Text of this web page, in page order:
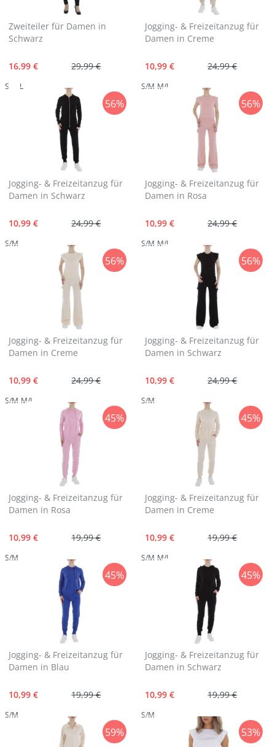
Zweiteiler für Damen in
Schwarz
29,99 €
16,99 €
S L
Jogging- & Freizeitanzug für
Damen in Creme
24,99 €
10,99 €
S/M M/L
56%
Jogging- & Freizeitanzug für
Damen in Schwarz
24,99 €
10,99 €
S/M
56%
Jogging- & Freizeitanzug für
Damen in Rosa
24,99 €
10,99 €
S/M M/L
56%
Jogging- & Freizeitanzug für
Damen in Creme
24,99 €
10,99 €
S/M M/L
56%
Jogging- & Freizeitanzug für
Damen in Schwarz
24,99 €
10,99 €
S/M
45%
Jogging- & Freizeitanzug für
Damen in Rosa
19,99 €
10,99 €
S/M
45%
Jogging- & Freizeitanzug für
Damen in Creme
19,99 €
10,99 €
S/M M/L
45%
Jogging- & Freizeitanzug für
Damen in Blau
19,99 €
10,99 €
S/M
45%
Jogging- & Freizeitanzug für
Damen in Schwarz
19,99 €
10,99 €
S/M
59% 53%